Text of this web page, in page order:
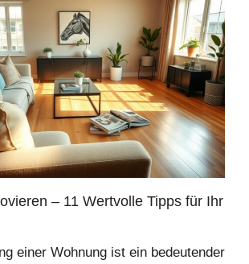
– 11 Wertvolle Tipps für Ihr
einer Wohnung ist ein bedeutender